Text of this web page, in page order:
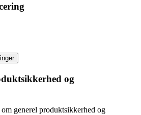
og
generel produktsikkerhed og